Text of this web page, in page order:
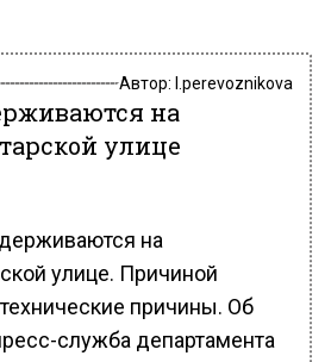
Автор: l.perevoznikova
на
улице
на
улице. Причиной
причины. Об
служба департамента